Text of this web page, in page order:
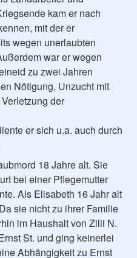
kam er nach
mit der er
wegen unerlaubten
war er wegen
zu zwei Jahren
Nötigung, Unzucht mit
der
er sich u.a. auch durch
18 Jahre alt. Sie
bei einer Pflegemutter
Als Elisabeth 16 Jahr alt
sie nicht zu ihrer Familie
im Haushalt von Zilli N.
St. und ging keinerlei
Abhängigkeit zu Ernst